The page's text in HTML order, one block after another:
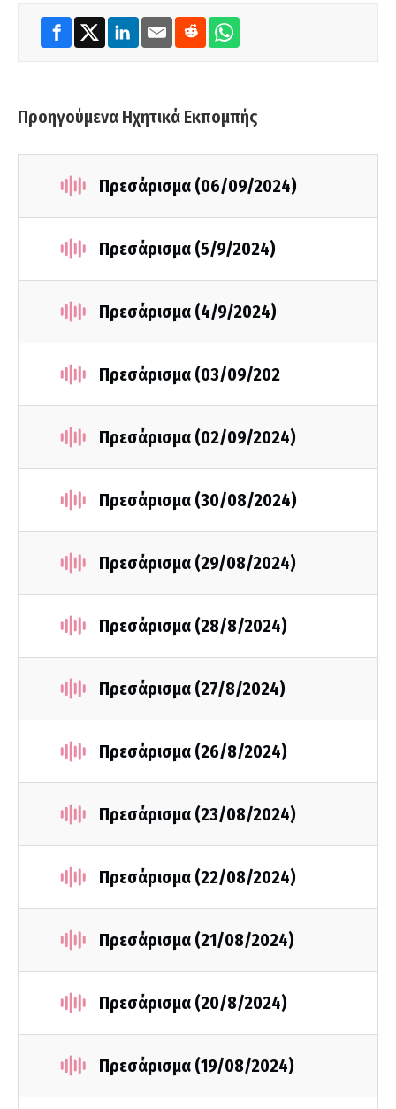
Προηγούμενα Ηχητικά Εκπομπής
Πρεσάρισμα (06/09/2024)
Πρεσάρισμα (5/9/2024)
Πρεσάρισμα (4/9/2024)
Πρεσάρισμα (03/09/202
Πρεσάρισμα (02/09/2024)
Πρεσάρισμα (30/08/2024)
Πρεσάρισμα (29/08/2024)
Πρεσάρισμα (28/8/2024)
Πρεσάρισμα (27/8/2024)
Πρεσάρισμα (26/8/2024)
Πρεσάρισμα (23/08/2024)
Πρεσάρισμα (22/08/2024)
Πρεσάρισμα (21/08/2024)
Πρεσάρισμα (20/8/2024)
Πρεσάρισμα (19/08/2024)